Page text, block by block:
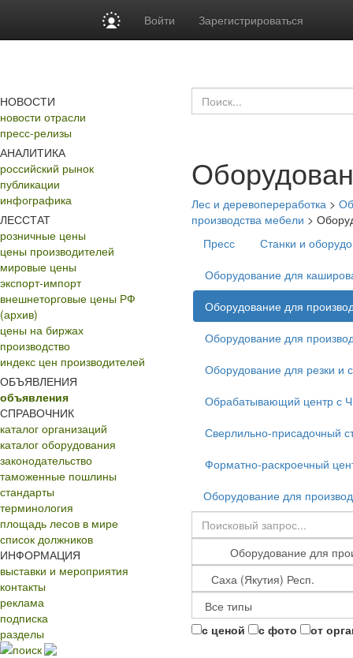
Войти Зарегистрироваться
НОВОСТИ
новости отрасли
пресс-релизы
АНАЛИТИКА
российский рынок
публикации
инфографика
ЛЕССТАТ
розничные цены
цены производителей
мировые цены
экспорт-импорт
внешнеторговые цены РФ
(архив)
цены на биржах
производство
индекс цен производителей
ОБЪЯВЛЕНИЯ
объявления
СПРАВОЧНИК
каталог организаций
каталог оборудования
законодательство
таможенные пошлины
стандарты
терминология
площадь лесов в мире
список должников
ИНФОРМАЦИЯ
выставки и мероприятия
контакты
реклама
подписка
разделы
поиск
Лес и деревопереработка >
производства мебели >
Пресс
Станки и
Оборудование для
Оборудование для
Оборудование для
Оборудование для резки и
Обрабатывающий центр с
Сверлильно-присадочный
Форматно-раскроечный
Оборудование для
с ценой с фото от